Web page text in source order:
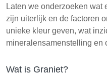
Het begrijpen van de
vorming van graniet is
Laten we onderzoeken wat
zijn uiterlijk en de factoren
unieke kleur geven, wat
mineralensamenstelling en
Wat is Graniet?